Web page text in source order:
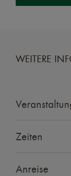
WEITERE
Zeiten
Anreise